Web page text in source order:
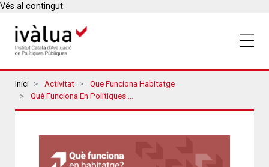
Vés al contingut
Breadcrumbs
Inici Activitat
Que Funciona Habitatge
Què Funciona En Polítiques D’habitatge: Quin Paper Hi Pot Tenir L’evidència?